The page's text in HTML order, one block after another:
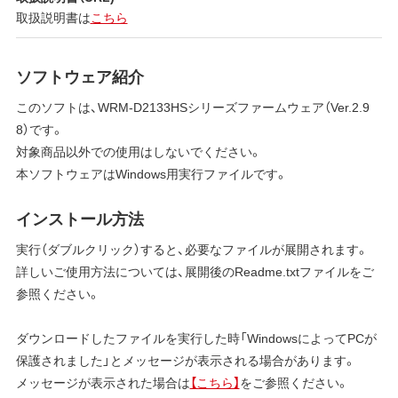
取扱説明書はこちら
ソフトウェア紹介
このソフトは、WRM-D2133HSシリーズファームウェア（Ver.2.9
8）です。
対象商品以外での使用はしないでください。
本ソフトウェアはWindows用実行ファイルです。
インストール方法
実行（ダブルクリック）すると、必要なファイルが展開されます。
詳しいご使用方法については、展開後のReadme.txtファイルをご
参照ください。
ダウンロードしたファイルを実行した時「WindowsによってPCが
保護されました」とメッセージが表示される場合があります。
メッセージが表示された場合は【こちら】をご参照ください。